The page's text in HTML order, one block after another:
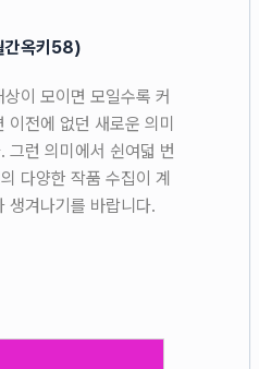
간옥키58)
이 모이면 모일수록 커
전에 없던 새로운 의미
그런 의미에서 쉰여덟 번
다양한 작품 수집이 계
생겨나기를 바랍니다.